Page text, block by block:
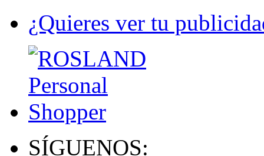
¿Quieres ver tu
SÍGUENOS: